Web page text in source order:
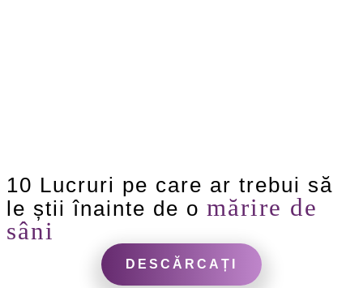
10 Lucruri pe care ar trebui să
le știi înainte de o mărire de
sâni
DESCĂRCAȚI